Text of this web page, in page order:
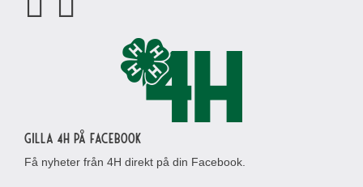
Gilla 4H på Facebook
Få nyheter från 4H direkt på din Facebook.